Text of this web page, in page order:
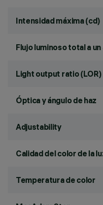
Intensidad máxima (cd)
Flujo luminoso total a
Light output ratio (LOR)
Óptica y ángulo de haz
Adjustability
Calidad del color de la
Temperatura de color